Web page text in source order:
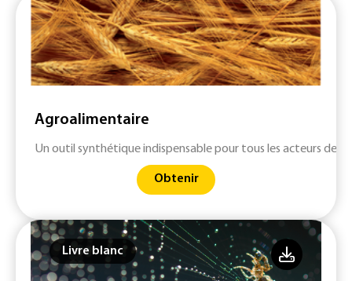
Agroalimentaire
Un outil synthétique indispensable pour tous les acteurs des
Obtenir
Livre blanc